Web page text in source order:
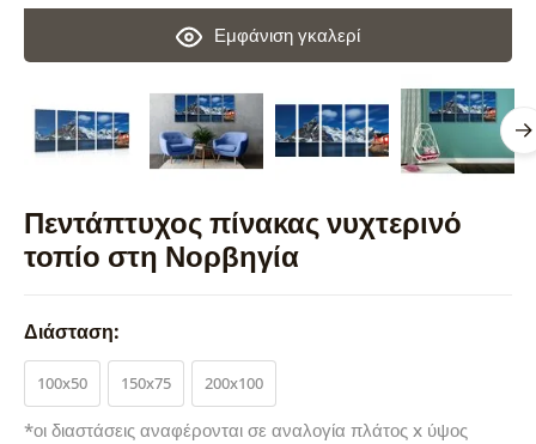
Πεντάπτυχος πίνακας νυχτερινό
τοπίο στη Νορβηγία
Εμφάνιση γκαλερί
Διάσταση:
100x50 150x75 200x100
*οι διαστάσεις αναφέρονται σε αναλογία πλάτος x ύψος